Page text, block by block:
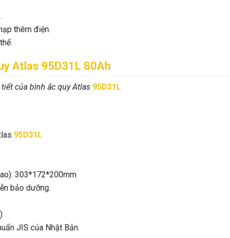
thêm điện.
Atlas 95D31L 80Ah
của bình ắc quy Atlas 95D31L
95D31L
303*172*200mm
bảo dưỡng.
JIS của Nhật Bản.